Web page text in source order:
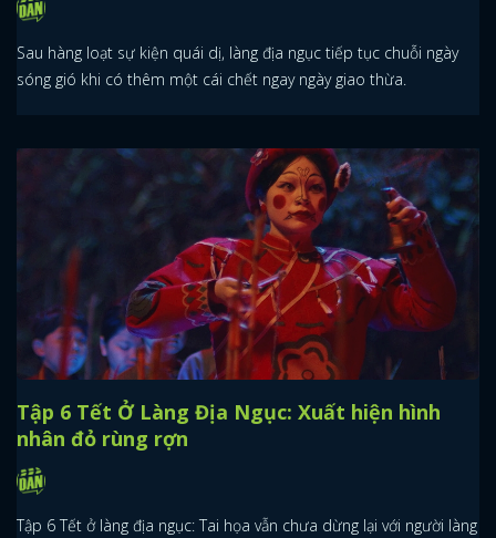
Sau hàng loạt sự kiện quái dị, làng địa ngục tiếp tục chuỗi ngày
sóng gió khi có thêm một cái chết ngay ngày giao thừa.
Tập 6 Tết Ở Làng Địa Ngục: Xuất hiện hình
nhân đỏ rùng rợn
Tập 6 Tết ở làng địa ngục: Tai họa vẫn chưa dừng lại với người làng